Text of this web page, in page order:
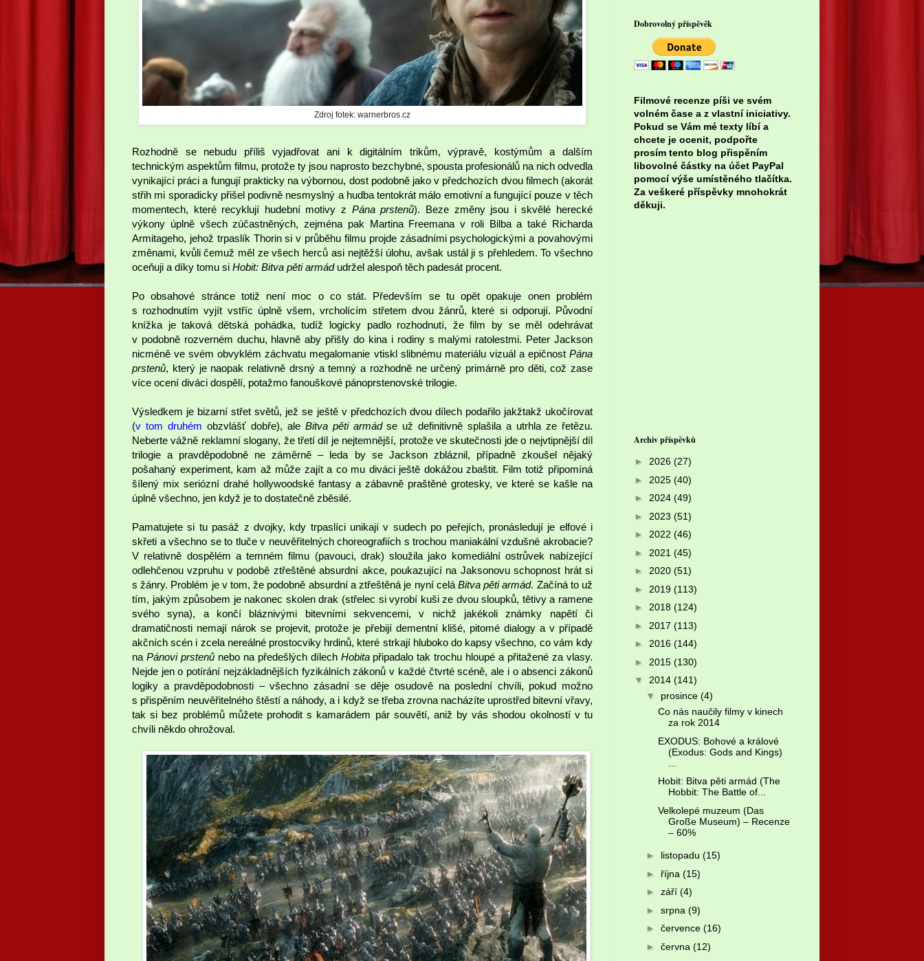
Zdroj fotek: warnerbros.cz
Rozhodně se nebudu příliš vyjadřovat ani k digitálním trikům, výpravě, kostýmům a dalším
technickým aspektům filmu, protože ty jsou naprosto bezchybné, spousta profesionálů na nich odvedla
vynikající práci a fungují prakticky na výbornou, dost podobně jako v předchozích dvou filmech (akorát
střih mi sporadicky přišel podivně nesmyslný a hudba tentokrát málo emotivní a fungující pouze v těch
momentech, které recyklují hudební motivy z Pána prstenů). Beze změny jsou i skvělé herecké
výkony úplně všech zúčastněných, zejména pak Martina Freemana v roli Bilba a také Richarda
Armitageho, jehož trpaslík Thorin si v průběhu filmu projde zásadními psychologickými a povahovými
změnami, kvůli čemuž měl ze všech herců asi nejtěžší úlohu, avšak ustál ji s přehledem. To všechno
oceňuji a díky tomu si Hobit: Bitva pěti armádudržel alespoň těch padesát procent.
Po obsahové stránce totiž není moc o co stát. Především se tu opět opakuje onen problém
s rozhodnutím vyjít vstříc úplně všem, vrcholícím střetem dvou žánrů, které si odporují. Původní
knížka je taková dětská pohádka, tudíž logicky padlo rozhodnutí, že film by se měl odehrávat
v podobně rozverném duchu, hlavně aby přišly do kina i rodiny s malými ratolestmi. Peter Jackson
nicméně ve svém obvyklém záchvatu megalomanie vtiskl slibnému materiálu vizuál a epičnost Pána
prstenů, který je naopak relativně drsný a temný a rozhodně ne určený primárně pro děti, což zase
více ocení diváci dospělí, potažmo fanouškové pánoprstenovské trilogie.
Výsledkem je bizarní střet světů, jež se ještě v předchozích dvou dílech podařilo jakžtakž ukočírovat
(v tom druhém obzvlášť dobře), ale Bitva pěti armádse už definitivně splašila a utrhla ze řetězu.
Neberte vážně reklamní slogany, že třetí díl je nejtemnější, protože ve skutečnosti jde o nejvtipnější díl
trilogie a pravděpodobně ne záměrně – leda by se Jackson zbláznil, případně zkoušel nějaký
pošahaný experiment, kam až může zajít a co mu diváci ještě dokážou zbaštit. Film totiž připomíná
šílený mix seriózní drahé hollywoodské fantasy a zábavně praštěné grotesky, ve které se kašle na
úplně všechno, jen když je to dostatečně zběsilé.
Pamatujete si tu pasáž z dvojky, kdy trpaslíci unikají v sudech po peřejích, pronásledují je elfové i
skřeti a všechno se to tluče v neuvěřitelných choreografiích s trochou maniakální vzdušné akrobacie?
V relativně dospělém a temném filmu (pavouci, drak) sloužila jako komediální ostrůvek nabízející
odlehčenou vzpruhu v podobě ztřeštěné absurdní akce, poukazující na Jaksonovu schopnost hrát si
s žánry. Problém je v tom, že podobně absurdní a ztřeštěná je nyní celá Bitva pěti armád. Začíná to už
tím, jakým způsobem je nakonec skolen drak (střelec si vyrobí kuši ze dvou sloupků, tětivy a ramene
svého syna), a končí bláznivými bitevními sekvencemi, v nichž jakékoli známky napětí či
dramatičnosti nemají nárok se projevit, protože je přebijí dementní klišé, pitomé dialogy a v případě
akčních scén i zcela nereálné prostocviky hrdinů, které strkají hluboko do kapsy všechno, co vám kdy
na Pánovi prstenůnebo na předešlých dílech Hobitapřipadalo tak trochu hloupé a přitažené za vlasy.
Nejde jen o potírání nejzákladnějších fyzikálních zákonů v každé čtvrté scéně, ale i o absenci zákonů
logiky a pravděpodobnosti – všechno zásadní se děje osudově na poslední chvíli, pokud možno
s přispěním neuvěřitelného štěstí a náhody, a i když se třeba zrovna nacházíte uprostřed bitevní vřavy,
tak si bez problémů můžete prohodit s kamarádem pár souvětí, aniž by vás shodou okolností v tu
chvíli někdo ohrožoval.
Dobrovolný příspěvěk
Filmové recenze píši ve svém
volném čase a z vlastní iniciativy.
Pokud se Vám mé texty líbí a
chcete je ocenit, podpořte
prosím tento blog přispěním
libovolné částky na účet PayPal
pomocí výše umístěného tlačítka.
Za veškeré příspěvky mnohokrát
děkuji.
Archiv příspěvků
► 2026 (27)
► 2025 (40)
► 2024 (49)
► 2023 (51)
► 2022 (46)
► 2021 (45)
► 2020 (51)
► 2019 (113)
► 2018 (124)
► 2017 (113)
► 2016 (144)
► 2015 (130)
▼ 2014 (141)
▼ prosince (4)
Co nás naučily filmy v kinech
za rok 2014
EXODUS: Bohové a králové
(Exodus: Gods and Kings)
Hobit: Bitva pěti armád (The
Hobbit: The Battle of...
Velkolepé muzeum (Das
Große Museum) – Recenze
– 60%
► listopadu (15)
► října (15)
► září (4)
► srpna (9)
► července (16)
► června (12)